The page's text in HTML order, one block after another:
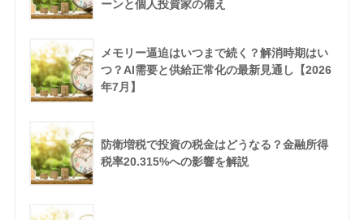
ーンと個人投資家の備え
メモリー逼迫はいつまで続く？解消時期はい
つ？AI需要と供給正常化の最新見通し【2026
年7月】
防衛増税で投資の税金はどうなる？金融所得
税率20.315%への影響を解説